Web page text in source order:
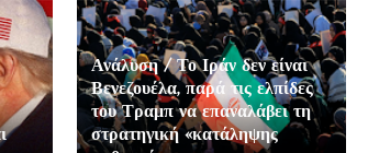
Ανάλυση / Το Ιράν δεν είναι
Βενεζουέλα, παρά τις ελπίδες
του Τραμπ να επαναλάβει τη
στρατηγική «κατάληψης